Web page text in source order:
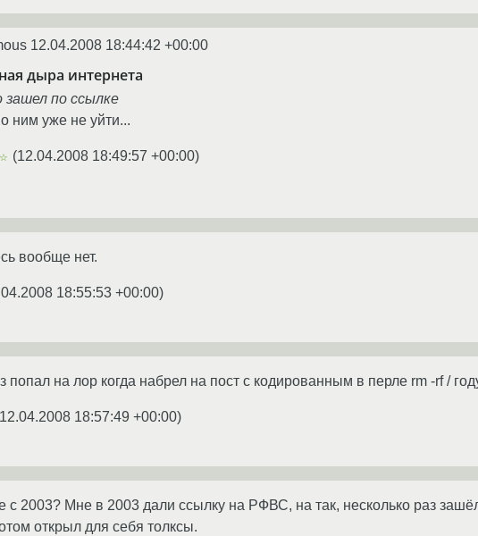
12.04.2008 18:44:42 +00:00
дыра интернета
зашел по ссылке
ним уже не уйти...
(12.04.2008 18:49:57 +00:00)
вообще нет.
18:55:53 +00:00)
попал на лор когда набрел на пост с кодированным в перле rm -rf /
12.04.2008 18:57:49 +00:00)
с 2003? Мне в 2003 дали ссылку на РФВС, на так, несколько раз
открыл для себя толксы.